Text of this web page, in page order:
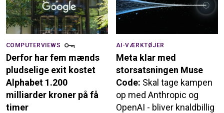
COMPUTERVIEWS
Derfor har fem mænds
pludselige exit kostet
Alphabet 1.200
milliarder kroner på få
timer
AI-VÆRKTØJER
Meta klar med
storsatsningen Muse
Code: Skal tage kampen
op med Anthropic og
OpenAI - bliver knaldbillig